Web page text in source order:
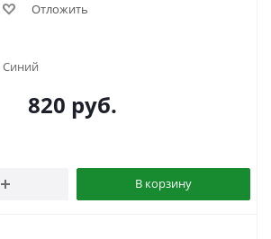
Отложить
Синий
820 руб.
В корзину